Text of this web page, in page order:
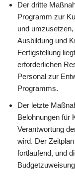
Der dritte
Programm zur
und
Ausbildung und
Fertigstellung
erforderlichen
Personal zur
Programms.
Der letzte
Belohnungen für
Verantwortung
wird. Der
fortlaufend, und